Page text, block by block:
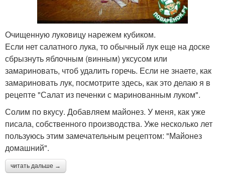
Очищенную луковицу нарежем кубиком.
Если нет салатного лука, то обычный лук еще на доске
сбрызнуть яблочным (винным) уксусом или
замариновать, чтоб удалить горечь. Если не знаете, как
замариновать лук, посмотрите здесь, как это делаю я в
рецепте "Салат из печенки с маринованным луком".
Солим по вкусу. Добавляем майонез. У меня, как уже
писала, собственного производства. Уже несколько лет
пользуюсь этим замечательным рецептом: "Майонез
домашний".
читать дальше →